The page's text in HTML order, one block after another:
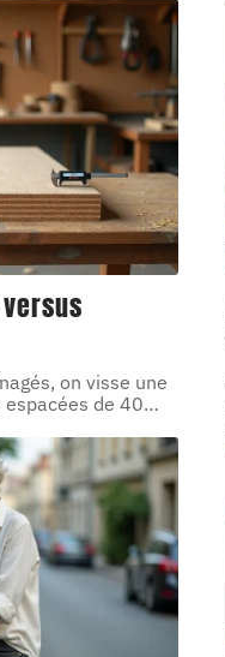
on visse une
de 40…